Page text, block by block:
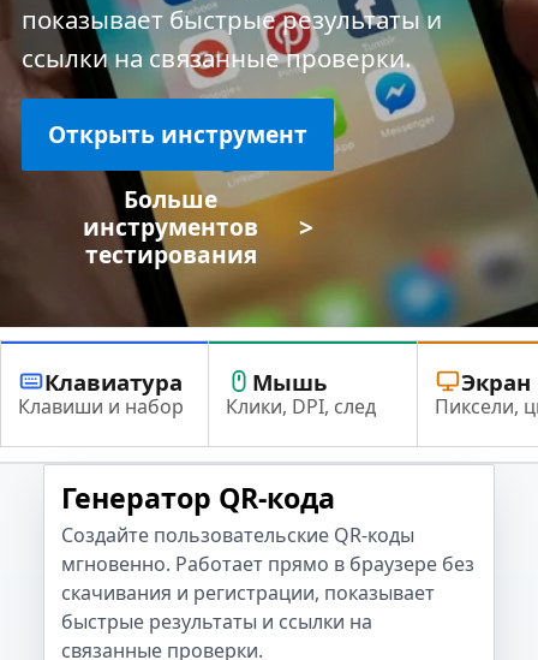
показывает быстрые результаты и
ссылки на связанные проверки.
Открыть инструмент
Больше
инструментов
тестирования
>
Клавиатура
Клавиши и набор
Мышь
Клики, DPI, след
Экран
Пиксели,
Генератор QR-кода
Создайте пользовательские QR-коды
мгновенно. Работает прямо в браузере без
скачивания и регистрации, показывает
быстрые результаты и ссылки на
связанные проверки.